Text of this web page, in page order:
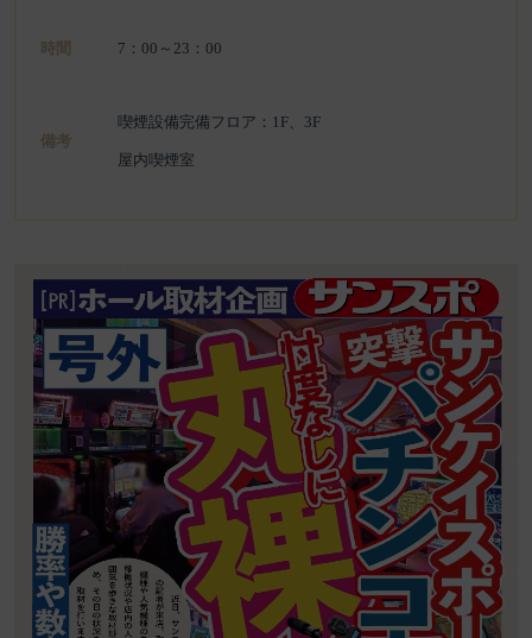
時間 7：00～23：00
備考
喫煙設備完備フロア：1F、3F
屋内喫煙室